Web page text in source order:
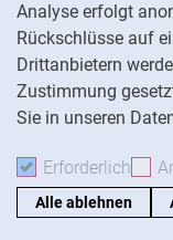
Analyse erfolgt
Rückschlüsse auf
Drittanbietern
Zustimmung
Sie in unseren
Erforderlich
Alle ablehnen
Barrierefreiheit
Transparenter KI-